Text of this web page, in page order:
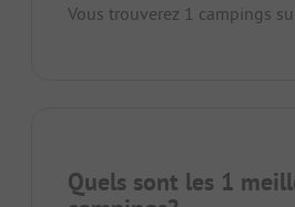
Vous trouverez 1 campings
Quels sont les 1